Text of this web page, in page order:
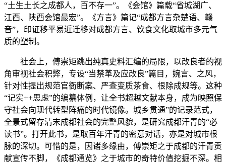
“土生土长之成都人，百不存一”。《会馆》篇载“省城湖广、
江西、陕西会馆最宏”。《方言》篇记“成都方言杂楚语、赣
音”，印证移平易近迁移对成都方言、饮食文化取城市多元气
质的塑制。
社会上，傅崇矩跳出纯真史料汇编的局限，以改良者的视
角审视社会积弊，专设“当禁革及应改良”篇目，婉言、之风，
针对性提出规范官衙断案、严查变质茶食、根除成规等。这种
“记实++思虑”的编纂体例，让全书超越文献本身，成为映照保
守社会向现代转型阵痛的时代镜像。城乡贯通”的记录范式，
全景式留存清末成都社会的完整风貌，是研究成都汗青的“必
读书”。打开此书，是取百年汗青的密意对话，亦是对城市根
脉的深切。可惜的是，因诸多缘由，傅崇矩之于成都的汗青贡
献宣传不脚，《成都通览》之于城市的奇特价值挖掘不深。相